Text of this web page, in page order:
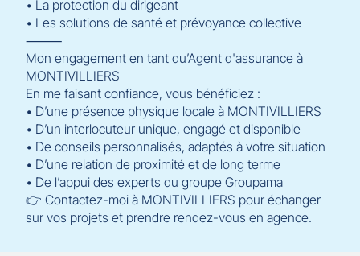
• La protection du dirigeant
• Les solutions de santé et prévoyance collective
⸻
Mon engagement en tant qu’Agent d'assurance à
MONTIVILLIERS
En me faisant confiance, vous bénéficiez :
• D’une présence physique locale à MONTIVILLIERS
• D’un interlocuteur unique, engagé et disponible
• De conseils personnalisés, adaptés à votre situation
• D’une relation de proximité et de long terme
• De l’appui des experts du groupe Groupama
👉 Contactez-moi à MONTIVILLIERS pour échanger
sur vos projets et prendre rendez-vous en agence.